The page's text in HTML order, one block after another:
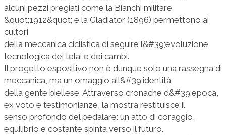
alcuni pezzi pregiati come la Bianchi militare
&quot;1912&quot; e la Gladiator (1896) permettono ai
cultori
della meccanica ciclistica di seguire l&#39;evoluzione
tecnologica dei telai e dei cambi.
Il progetto espositivo non è dunque solo una rassegna di
meccanica, ma un omaggio all&#39;identità
della gente biellese. Attraverso cronache d&#39;epoca,
ex voto e testimonianze, la mostra restituisce il
senso profondo del pedalare: un atto di coraggio,
equilibrio e costante spinta verso il futuro.